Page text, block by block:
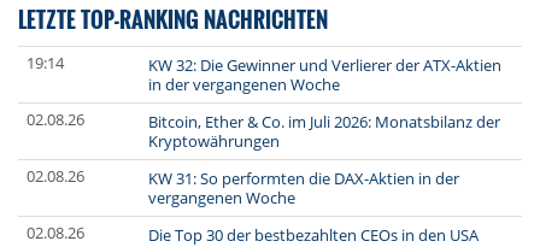
LETZTE TOP-RANKING NACHRICHTEN
19:14
KW 32: Die Gewinner und Verlierer der ATX-Aktien
in der vergangenen Woche
02.08.26
Bitcoin, Ether & Co. im Juli 2026: Monatsbilanz der
Kryptowährungen
02.08.26
KW 31: So performten die DAX-Aktien in der
vergangenen Woche
02.08.26
Die Top 30 der bestbezahlten CEOs in den USA